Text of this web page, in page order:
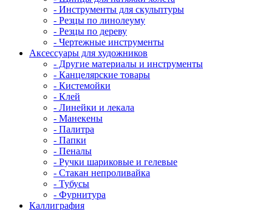
- Инструменты для скульптуры
- Резцы по линолеуму
- Резцы по дереву
- Чертежные инструменты
Аксессуары для художников
- Другие материалы и инструменты
- Канцелярские товары
- Кистемойки
- Клей
- Линейки и лекала
- Манекены
- Палитра
- Папки
- Пеналы
- Ручки шариковые и гелевые
- Стакан непроливайка
- Тубусы
- Фурнитура
Каллиграфия